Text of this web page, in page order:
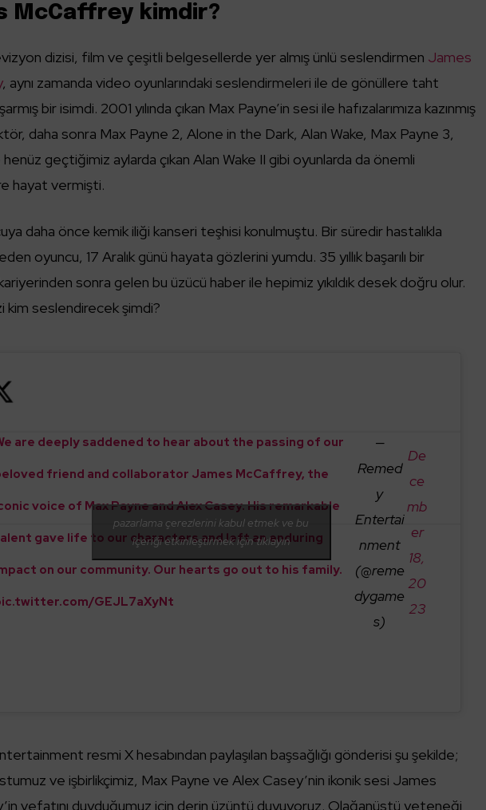
McCaffrey kimdir?
dizisi, film ve çeşitli belgesellerde yer almış ünlü seslendirmen James
, aynı zamanda video oyunlarındaki seslendirmeleri ile de gönüllere taht
bir isimdi. 2001 yılında çıkan Max Payne’in sesi ile hafızalarımıza kazınmış
daha sonra Max Payne 2, Alone in the Dark, Alan Wake, Max Payne 3,
geçtiğimiz aylarda çıkan Alan Wake II gibi oyunlarda da önemli
hayat vermişti.
daha önce kemik iliği kanseri teşhisi konulmuştu. Bir süredir hastalıkla
oyuncu, 17 Aralık günü hayata gözlerini yumdu. 35 yıllık başarılı bir
sonra gelen bu üzücü haber ile hepimiz yıkıldık desek doğru olur.
kim seslendirecek şimdi?
are deeply saddened to hear about the passing of our
friend and collaborator James McCaffrey, the
voice of Max Payne and Alex Casey. His remarkable
gave life to our characters and left an enduring
on our community. Our hearts go out to his family.
GEJL7aXyNt
—
Remed
y
Entertai
nment
(@reme
dygame
s)
De
ce
mb
er
18,
20
23
pazarlama çerezlerini kabul etmek ve bu
içeriği etkinleştirmek için tıklayın
resmi X hesabından paylaşılan başsağlığı gönderisi şu şekilde;
ve işbirlikçimiz, Max Payne ve Alex Casey’nin ikonik sesi James
vefatını duyduğumuz için derin üzüntü duyuyoruz. Olağanüstü yeteneği